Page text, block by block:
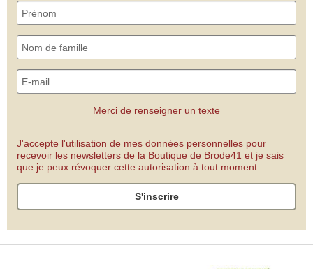
Merci de renseigner un texte
J'accepte l'utilisation de mes données personnelles pour
recevoir les newsletters de la Boutique de Brode41 et je sais
que je peux révoquer cette autorisation à tout moment.
S'inscrire